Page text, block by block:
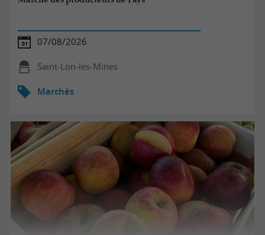
07/08/2026
Saint-Lon-les-Mines
Marchés